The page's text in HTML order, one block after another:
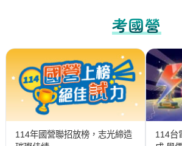
考國營
114年國營聯招放榜，志光締造
114台